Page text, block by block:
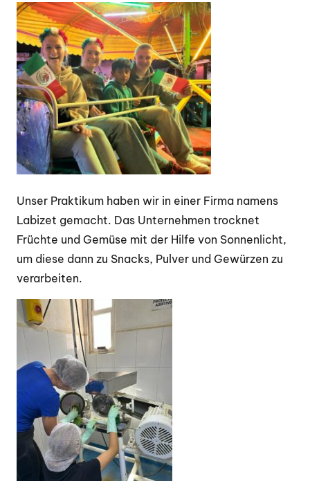
Unser Praktikum haben wir in einer Firma namens
Labizet gemacht. Das Unternehmen trocknet
Früchte und Gemüse mit der Hilfe von Sonnenlicht,
um diese dann zu Snacks, Pulver und Gewürzen zu
verarbeiten.